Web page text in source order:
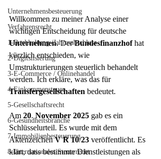
Unternehmensbesteuerung
Verfahrensrecht
1-Buchhaltung /Jahresabschluss
2-Digitslisierung
3-E-Commerce / Onlinehandel
4-Einkommensteuer
5-Gesellschaftsrecht
6-Gesundheitsbranche
7-Immobilienbesteuerung
8-Internationales Steuerrecht
Willkommen zu meiner Analyse einer
wichtigen Entscheidung für deutsche
Unternehmen. Der Bundesfinanzhof hat
kürzlich entschieden, wie
Umstrukturierungen steuerlich behandelt
werden. Ich erkläre, was das für
Transfergesellschaften bedeutet.
Am 20. November 2025 gab es ein
Schlüsselurteil. Es wurde mit dem
Aktenzeichen V R 10/23 veröffentlicht. Es
klärt, dass bestimmte Dienstleistungen als